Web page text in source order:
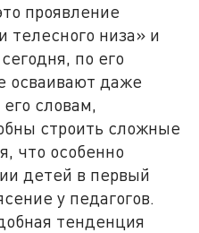
проявление
телесного низа» и
по его
осваивают даже
словам,
строить сложные
что особенно
детей в первый
у педагогов.
тенденция